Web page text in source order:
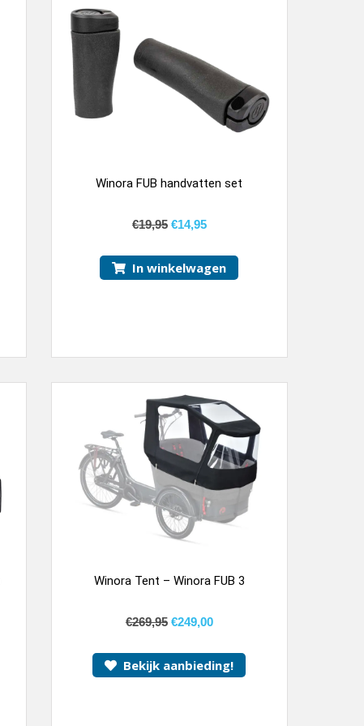
Winora FUB handvatten set
€19,95 €14,95
In winkelwagen
Winora Tent – Winora FUB 3
€269,95 €249,00
Bekijk aanbieding!